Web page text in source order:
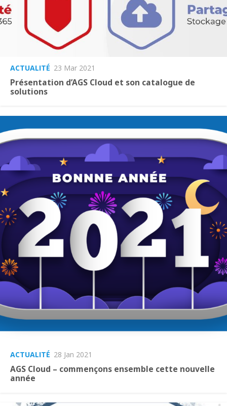
ACTUALITÉ 23 Mar 2021
Présentation d’AGS Cloud et son catalogue de
solutions
ACTUALITÉ 28 Jan 2021
AGS Cloud – commençons ensemble cette nouvelle
année